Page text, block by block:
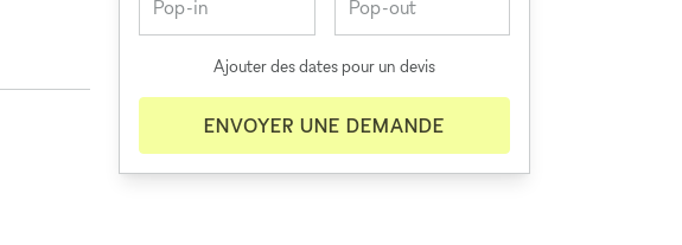
Ajouter des dates pour un devis
ENVOYER UNE DEMANDE